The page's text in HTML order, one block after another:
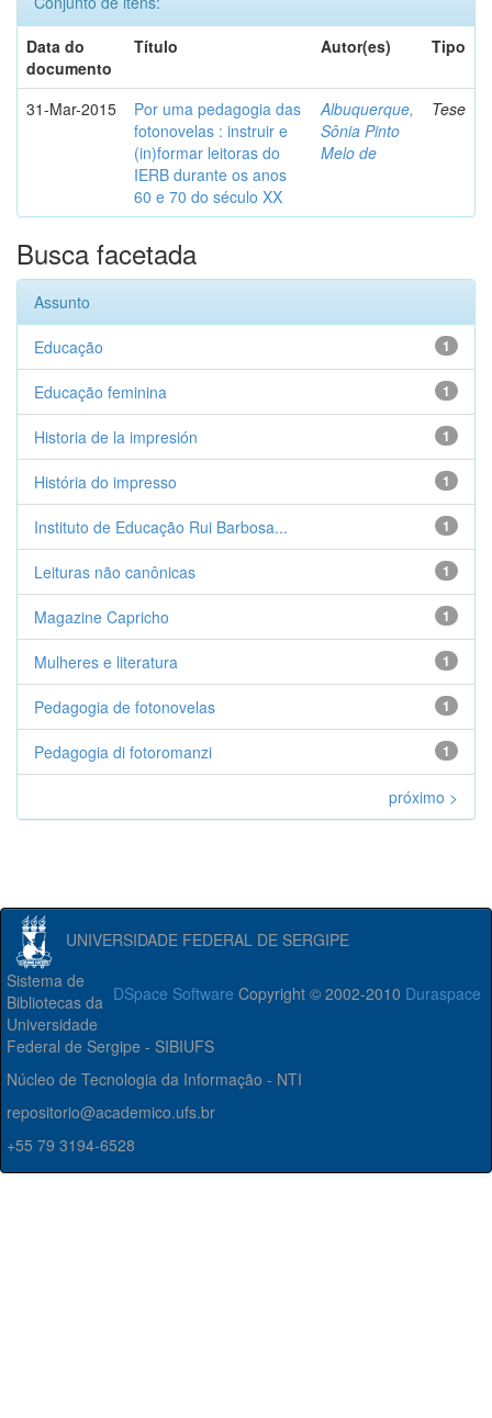
Data do
documento
Título Autor(es) Tipo
31-Mar-2015
Por uma pedagogia das
fotonovelas : instruir e
(in)formar leitoras do
IERB durante os anos
60 e 70 do século XX
Albuquerque,
Sônia Pinto
Melo de
Tese
Busca facetada
Assunto
1
Educação
1
Educação feminina
1
Historia de la impresión
1
História do impresso
1
Instituto de Educação Rui Barbosa...
1
Leituras não canônicas
1
Magazine Capricho
1
Mulheres e literatura
1
Pedagogia de fotonovelas
1
Pedagogia di fotoromanzi
próximo >
UNIVERSIDADE FEDERAL DE SERGIPE
DSpace Software Copyright © 2002-2010 Duraspace
Sistema de
Bibliotecas da
Universidade
Federal de Sergipe - SIBIUFS
Núcleo de Tecnologia da Informação - NTI
repositorio@academico.ufs.br
+55 79 3194-6528